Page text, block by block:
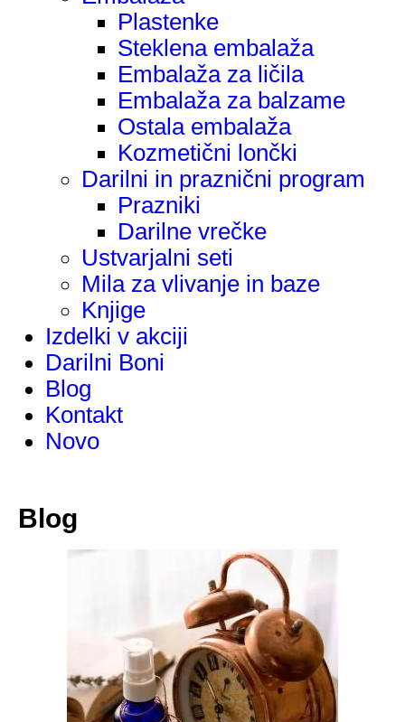
Plastenke
Steklena embalaža
Embalaža za ličila
Embalaža za balzame
Ostala embalaža
Kozmetični lončki
Darilni in praznični program
Prazniki
Darilne vrečke
Ustvarjalni seti
Mila za vlivanje in baze
Knjige
Izdelki v akciji
Darilni Boni
Blog
Kontakt
Novo
Blog